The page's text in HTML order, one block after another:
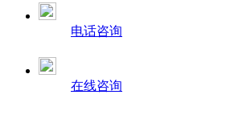
电话咨询
在线咨询